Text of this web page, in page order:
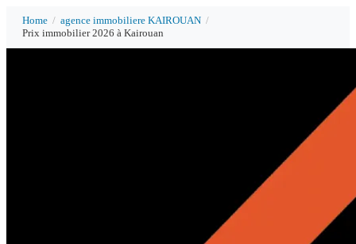
Home / agence immobiliere KAIROUAN /
Prix immobilier 2026 à Kairouan